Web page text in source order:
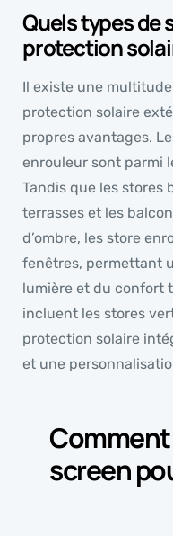
Quels types de
protection
Il existe une
protection solaire
propres avantages.
enrouleur sont parmi
Tandis que les stores
terrasses et les
d’ombre, les store
fenêtres, permettant
lumière et du confort
incluent les stores
protection solaire
et une
screen